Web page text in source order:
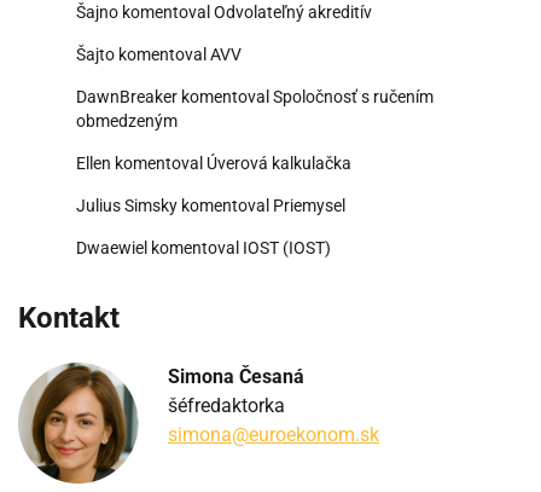
Šajno komentovalOdvolateľný akreditív
Šajto komentovalAVV
DawnBreaker komentovalSpoločnosť s ručením
obmedzeným
Ellen komentoval Úverová kalkulačka
Julius Simsky komentoval Priemysel
Dwaewiel komentoval IOST (IOST)
Kontakt
Simona Česaná
šéfredaktorka
simona@euroekonom.sk